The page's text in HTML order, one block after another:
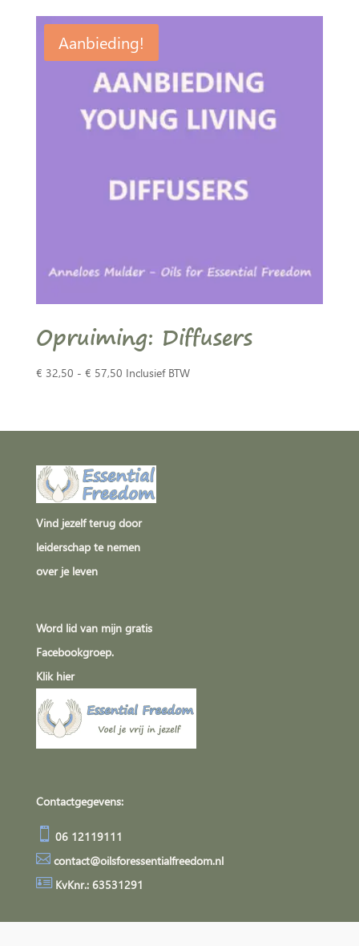
Aanbieding!
Opruiming: Diffusers
€ 32,50 - € 57,50Prijsklasse:
Inclusief BTW
Vind jezelf terug door
leiderschap te nemen
over je leven
Word lid van mijn gratis
Facebookgroep.
Klik hier
Contactgegevens:
 06 12119111
 contact@oilsforessentialfreedom.nl
KvKnr.: 63531291